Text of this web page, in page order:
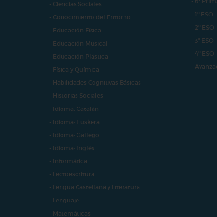
- Ciencias Sociales
- Conocimiento del Entorno
- Educación Física
- Educación Musical
- Educación Plástica
- Física y Química
- Habilidades Cognitivas Básicas
- Historias Sociales
- Idioma: Catalán
- Idioma: Euskera
- Idioma: Gallego
- Idioma: Inglés
- Informática
- Lectoescritura
- Lengua Castellana y Literatura
- Lenguaje
- Matemáticas
- 1º ESO
- 2º ESO
- 3º ESO
- 4º ESO
-